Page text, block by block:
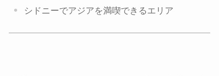
シドニーでアジアを満喫できるエリア